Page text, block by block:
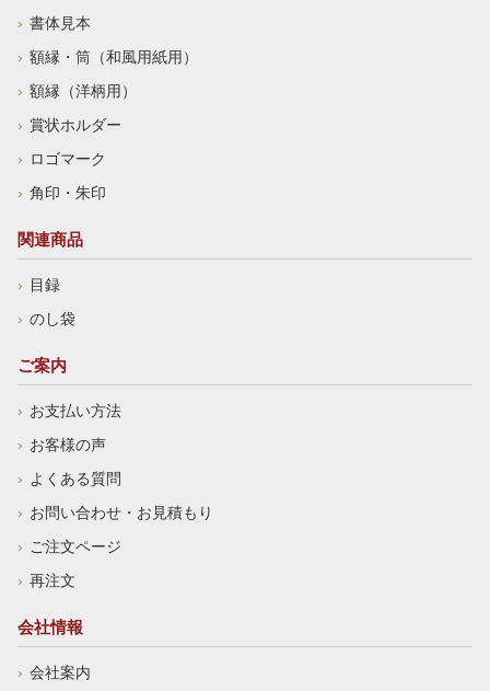
書体見本
額縁・筒（和風用紙用）
額縁（洋柄用）
賞状ホルダー
ロゴマーク
角印・朱印
関連商品
目録
のし袋
ご案内
お支払い方法
お客様の声
よくある質問
お問い合わせ・お見積もり
ご注文ページ
再注文
会社情報
会社案内